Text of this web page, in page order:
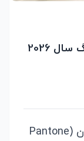
کد رنگ ترند سال 2026 چیست؟ رنگ سال 2026
در سال 2026، موسسه‌ی معتبر پنتون (Pantone